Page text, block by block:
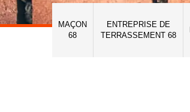
MAÇON
68
ENTREPRISE DE
TERRASSEMENT 68